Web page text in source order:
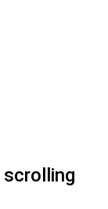
scrolling